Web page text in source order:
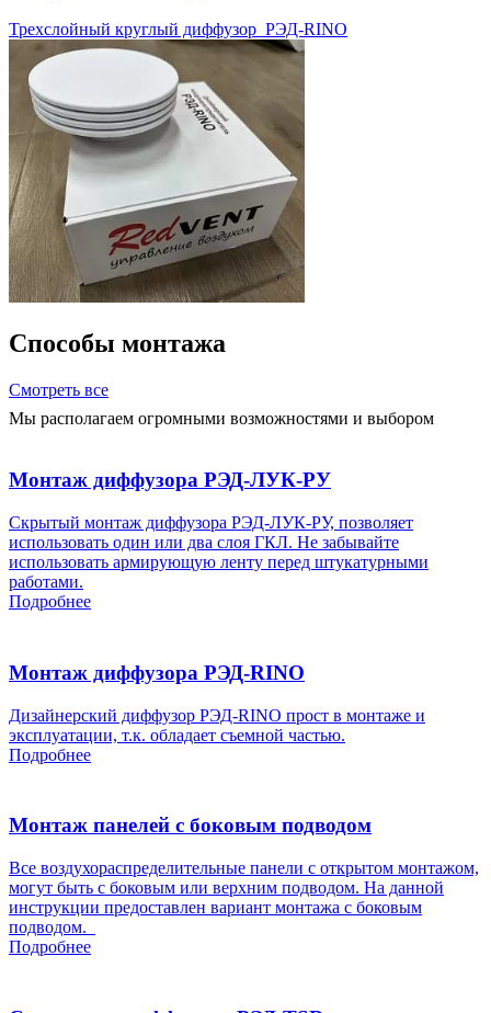
Трехслойный круглый диффузор РЭД-RINO
Способы монтажа
Смотреть все
Мы располагаем огромными возможностями и выбором
Монтаж диффузора РЭД-ЛУК-РУ
Скрытый монтаж диффузора РЭД-ЛУК-РУ, позволяет
использовать один или два слоя ГКЛ. Не забывайте
использовать армирующую ленту перед штукатурными
работами.
Подробнее
Монтаж диффузора РЭД-RINO
Дизайнерский диффузор РЭД-RINO прост в монтаже и
эксплуатации, т.к. обладает съемной частью.
Подробнее
Монтаж панелей с боковым подводом
Все воздухораспределительные панели с открытом монтажом,
могут быть с боковым или верхним подводом. На данной
инструкции предоставлен вариант монтажа с боковым
подводом.
Подробнее